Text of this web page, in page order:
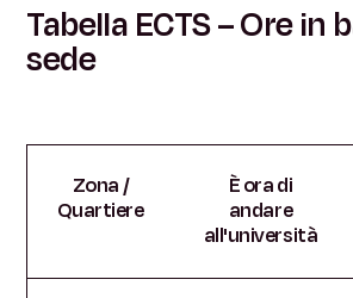
Tabella ECTS – Ore in
sede
Zona /
Quartiere
È ora di
andare
all'università